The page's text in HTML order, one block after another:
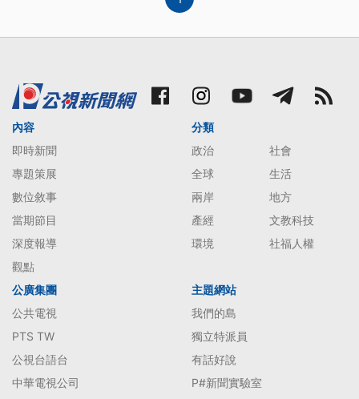
內容
即時新聞
專題策展
數位敘事
當期節目
深度報導
觀點
分類
政治
社會
全球
生活
兩岸
地方
產經
文教科技
環境
社福人權
公廣集團
公共電視
PTS TW
公視台語台
中華電視公司
主題網站
我們的島
獨立特派員
有話好說
P#新聞實驗室